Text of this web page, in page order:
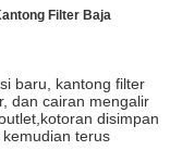
Filter Baja
baru, kantong filter
dan cairan mengalir
disimpan
terus